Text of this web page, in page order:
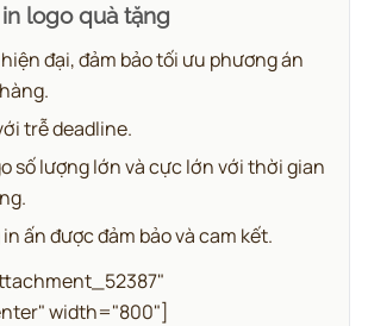
logo quà tặng
đại, đảm bảo tối ưu phương án
trễ deadline.
số lượng lớn và cực lớn với thời gian
ấn được đảm bảo và cam kết.
width="800"]